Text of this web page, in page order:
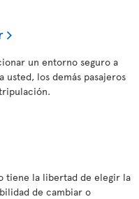
un entorno seguro a
usted, los demás pasajeros
tiene la libertad de elegir la
de cambiar o